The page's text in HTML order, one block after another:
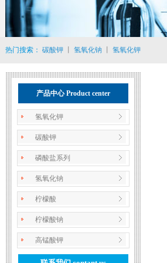
热门搜索： 碳酸钾 氢氧化钠 氢氧化钾
产品中心 Product center
氢氧化钾
碳酸钾
磷酸盐系列
氢氧化钠
柠檬酸
柠檬酸钠
高锰酸钾